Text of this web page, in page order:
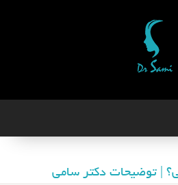
| توضیحات دکتر سامی